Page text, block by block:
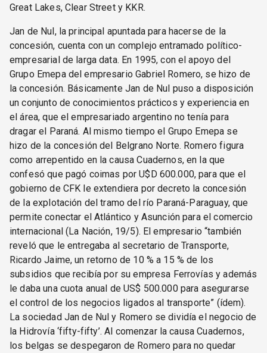
Great Lakes, Clear Street y KKR.
Jan de Nul, la principal apuntada para hacerse de la
concesión, cuenta con un complejo entramado político-
empresarial de larga data. En 1995, con el apoyo del
Grupo Emepa del empresario Gabriel Romero, se hizo de
la concesión. Básicamente Jan de Nul puso a disposición
un conjunto de conocimientos prácticos y experiencia en
el área, que el empresariado argentino no tenía para
dragar el Paraná. Al mismo tiempo el Grupo Emepa se
hizo de la concesión del Belgrano Norte. Romero figura
como arrepentido en la causa Cuadernos, en la que
confesó que pagó coimas por U$D 600.000, para que el
gobierno de CFK le extendiera por decreto la concesión
de la explotación del tramo del río Paraná-Paraguay, que
permite conectar el Atlántico y Asunción para el comercio
internacional (La Nación, 19/5). El empresario “también
reveló que le entregaba al secretario de Transporte,
Ricardo Jaime, un retorno de 10 % a 15 % de los
subsidios que recibía por su empresa Ferrovías y además
le daba una cuota anual de US$ 500.000 para asegurarse
el control de los negocios ligados al transporte” (ídem).
La sociedad Jan de Nul y Romero se dividía el negocio de
la Hidrovía ‘fifty-fifty’. Al comenzar la causa Cuadernos,
los belgas se despegaron de Romero para no quedar